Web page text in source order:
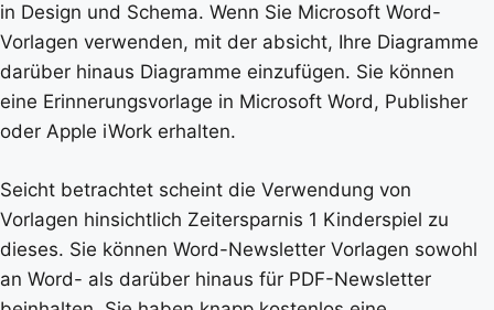
in Design und Schema. Wenn Sie Microsoft Word-
Vorlagen verwenden, mit der absicht, Ihre Diagramme
darüber hinaus Diagramme einzufügen. Sie können
eine Erinnerungsvorlage in Microsoft Word, Publisher
oder Apple iWork erhalten.
Seicht betrachtet scheint die Verwendung von
Vorlagen hinsichtlich Zeitersparnis 1 Kinderspiel zu
dieses. Sie können Word-Newsletter Vorlagen sowohl
an Word- als darüber hinaus für PDF-Newsletter